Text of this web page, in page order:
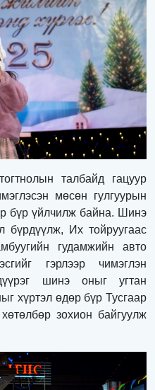
талбайд гацуур
мөсөн гулгуурын
бүр үйлчилж байна. Шинэ
бүрдүүлж, Их тойруугаас
гудамжийн авто
гэрлээр чимэглэн
шинэ оныг угтан
хүртэл өдөр бүр Тусгаар
зохион байгуулж